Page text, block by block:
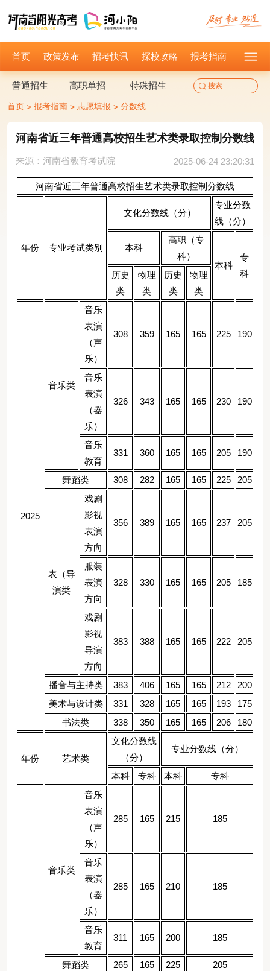
首页 政策发布 招考快讯 探校攻略 报考指南
普通招生 高职单招 特殊招生
首页 > 报考指南 > 志愿填报 > 分数线
河南省近三年普通高校招生艺术类录取控制分数线
来源：河南省教育考试院 2025-06-24 23:20:31
河南省近三年普通高校招生艺术类录取控制分数线
年份 专业考试类别
文化分数线（分）
专业分数
线（分）
本科
高职（专
科）
本科
专
科
历史
类
物理
类
历史
类
物理
类
2025
音乐类
音乐
表演
（声
乐）
308 359 165 165 225 190
音乐
表演
（器
乐）
326 343 165 165 230 190
音乐
教育
331 360 165 165 205 190
舞蹈类 308 282 165 165 225 205
表（导
演类
戏剧
影视
表演
方向
356 389 165 165 237 205
服装
表演
方向
328 330 165 165 205 185
戏剧
影视
导演
方向
383 388 165 165 222 205
播音与主持类 383 406 165 165 212
200
美术与设计类
331 328 165 165 193
175
书法类
338 350 165 165 206 180
年份 艺术类
文化分数线
（分）
专业分数线（分）
本科 专科 本科 专科
音乐类
音乐
表演
（声
乐）
285 165 215 185
音乐
表演
（器
乐）
285 165 210 185
音乐
教育
311 165 200 185
舞蹈类 265 165 225 205